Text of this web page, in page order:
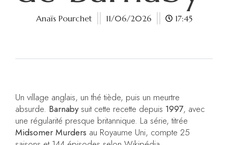
Anaïs Pourchet 11/06/2026 17:45
Un village anglais, un thé tiède, puis un meurtre
absurde. Barnabysuit cette recette depuis 1997, avec
une régularité presque britannique. La série, titrée
Midsomer Murders au Royaume Uni, compte 25